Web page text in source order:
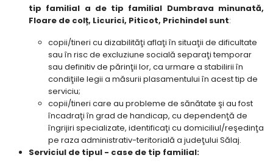
tip familial a de tip familial Dumbrava minunată,
Floare de colț, Licurici, Piticot, Prichindel sunt:
copii/tineri cu dizabilităţi aflaţi în situaţii de dificultate
sau în risc de excluziune socială separaţi temporar
sau definitiv de părinţii lor, ca urmare a stabilirii în
condiţiile legii a măsurii plasamentului în acest tip de
serviciu;
copii/tineri care au probleme de sănătate şi au fost
încadraţi în grad de handicap, cu dependenţă de
îngrijiri specializate, identificaţi cu domiciliul/reşedinţa
pe raza administrativ-teritorială a judeţului Sălaj.
Serviciul de tipul - case de tip familial: